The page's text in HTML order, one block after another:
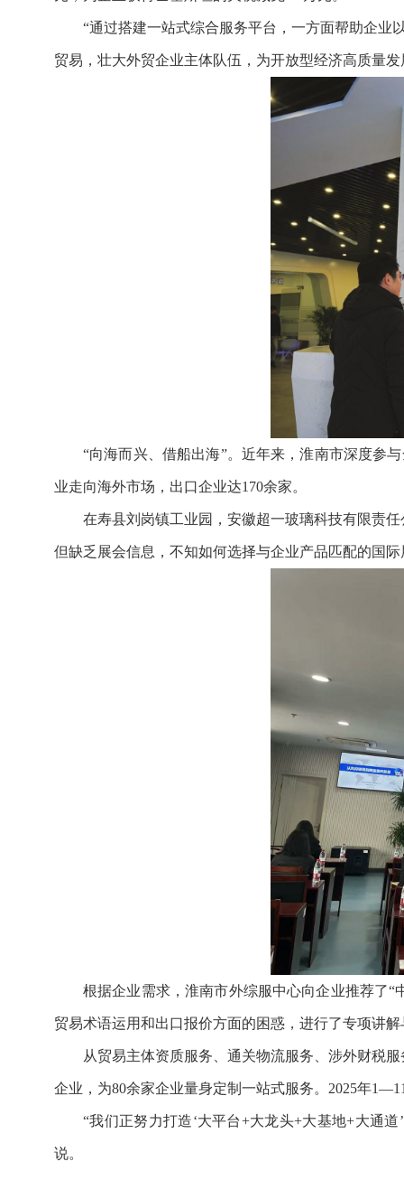
“通过搭建一站式综合服务平台，一方面帮助企业
贸易，壮大外贸企业主体队伍，为开放型经济高质量
“向海而兴、借船出海”。近年来，淮南市深度参
业走向海外市场，出口企业达170余家。
在寿县刘岗镇工业园，安徽超一玻璃科技有限责
但缺乏展会信息，不知如何选择与企业产品匹配的国
根据企业需求，淮南市外综服中心向企业推荐了
贸易术语运用和出口报价方面的困惑，进行了专项讲
从贸易主体资质服务、通关物流服务、涉外财税
企业，为80余家企业量身定制一站式服务。2025年
“我们正努力打造‘大平台+大龙头+大基地+大通
说。